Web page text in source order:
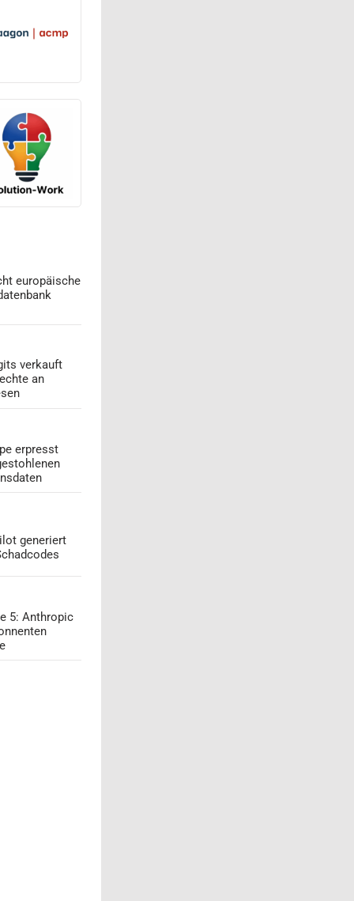
europäische
verkauft
an
erpresst
generiert
5: Anthropic